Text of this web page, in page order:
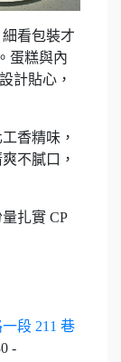
看包裝才
蛋糕與內
計貼心，
香精味，
不膩口，
扎實 CP
段 211 巷
-